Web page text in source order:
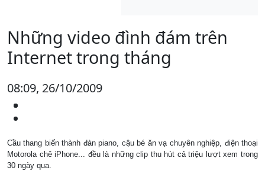
Những video đình đám trên
Internet trong tháng
08:09, 26/10/2009
Cầu thang biến thành đàn piano, cậu bé ăn vạ chuyên nghiệp, điện thoại
Motorola chê iPhone... đều là những clip thu hút cả triệu lượt xem trong
30 ngày qua.